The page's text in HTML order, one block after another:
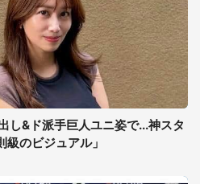
し&ド派手巨人ユニ姿で...神スタ
のビジュアル」